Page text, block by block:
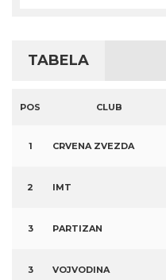
TABELA
POS CLUB
1 CRVENA ZVEZDA
2 IMT
3 PARTIZAN
3 VOJVODINA